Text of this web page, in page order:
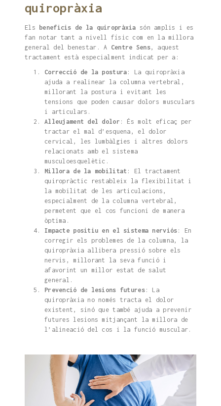
quiropràxia
Els beneficis de la quiropràxia són amplis i es
fan notar tant a nivell físic com en la millora
general del benestar. A Centre Sens, aquest
tractament està especialment indicat per a:
Correcció de la postura : La quiropràxia
ajuda a realinear la columna vertebral,
millorant la postura i evitant les
tensions que poden causar dolors musculars
i articulars.
Alleujament del dolor : És molt eficaç per
tractar el mal d’esquena, el dolor
cervical, les lumbàlgies i altres dolors
relacionats amb el sistema
musculoesquelètic.
Millora de la mobilitat : El tractament
quiropràctic restableix la flexibilitat i
la mobilitat de les articulacions,
especialment de la columna vertebral,
permetent que el cos funcioni de manera
òptima.
Impacte positiu en el sistema nerviós : En
corregir els problemes de la columna, la
quiropràxia allibera pressió sobre els
nervis, millorant la seva funció i
afavorint un millor estat de salut
general.
Prevenció de lesions futures: La
quiropràxia no només tracta el dolor
existent, sinó que també ajuda a prevenir
futures lesions mitjançant la millora de
l’alineació del cos i la funció muscular.